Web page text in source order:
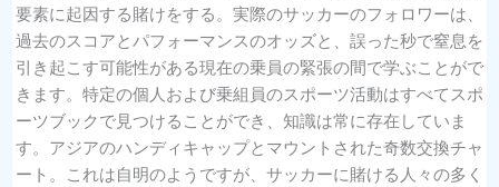
要素に起因する賭けをする。実際のサッカーのフォロワーは、
過去のスコアとパフォーマンスのオッズと、誤った秒で窒息を
引き起こす可能性がある現在の乗員の緊張の間で学ぶことがで
きます。特定の個人および乗組員のスポーツ活動はすべてスポ
ーツブックで見つけることができ、知識は常に存在していま
す。アジアのハンディキャップとマウントされた奇数交換チャ
ート。これは自明のようですが、サッカーに賭ける人々の多く